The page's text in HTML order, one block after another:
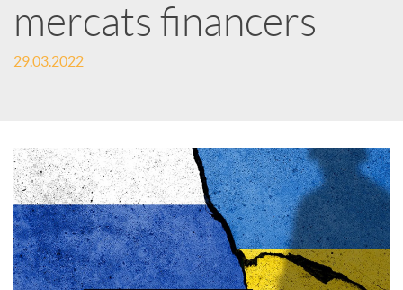
c
d
o
r
mercats financers
29.03.2022